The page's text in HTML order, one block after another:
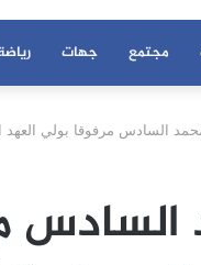
مجتمع جهات
السادس مرفوقا بولي العهد
السادس